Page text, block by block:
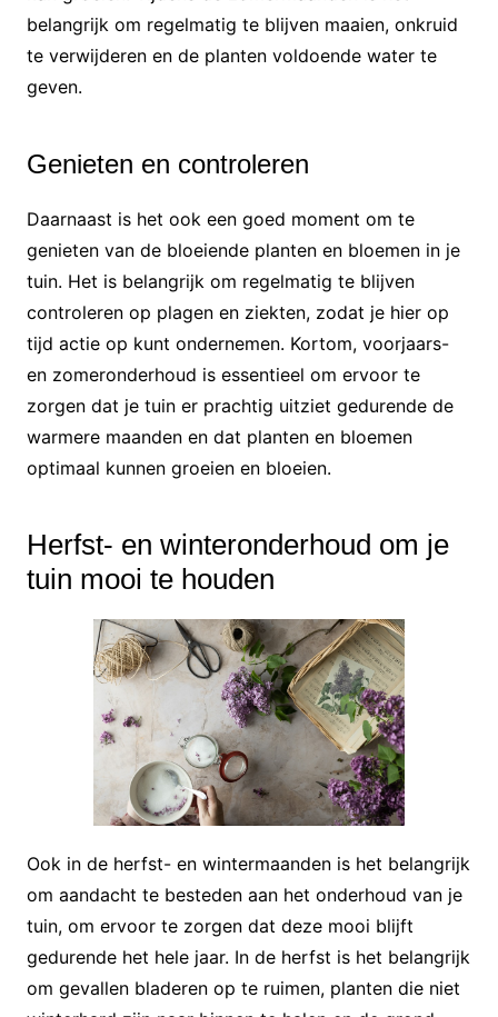
belangrijk om regelmatig te blijven maaien, onkruid
te verwijderen en de planten voldoende water te
geven.
Genieten en controleren
Daarnaast is het ook een goed moment om te
genieten van de bloeiende planten en bloemen in je
tuin. Het is belangrijk om regelmatig te blijven
controleren op plagen en ziekten, zodat je hier op
tijd actie op kunt ondernemen. Kortom, voorjaars-
en zomeronderhoud is essentieel om ervoor te
zorgen dat je tuin er prachtig uitziet gedurende de
warmere maanden en dat planten en bloemen
optimaal kunnen groeien en bloeien.
Herfst- en winteronderhoud om je
tuin mooi te houden
Ook in de herfst- en wintermaanden is het belangrijk
om aandacht te besteden aan het onderhoud van je
tuin, om ervoor te zorgen dat deze mooi blijft
gedurende het hele jaar. In de herfst is het belangrijk
om gevallen bladeren op te ruimen, planten die niet